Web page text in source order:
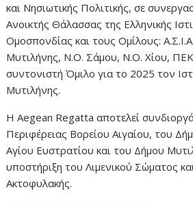
και Νησιωτικής Πολιτικής, σε
Ανοικτής Θάλασσας της Ελληνικής
Ομοσπονδίας και τους Ομίλους:
Μυτιλήνης, Ν.Ο. Σάμου, Ν.Ο. Χίου,
συντονιστή Όμιλο για το 2025 τον
Μυτιλήνης.
Η Aegean Regatta αποτελεί
Περιφέρειας Βορείου Αιγαίου, του
Αγίου Ευστρατίου και του Δήμου
υποστήριξη του Λιμενικού Σώματος
Ακτοφυλακής.